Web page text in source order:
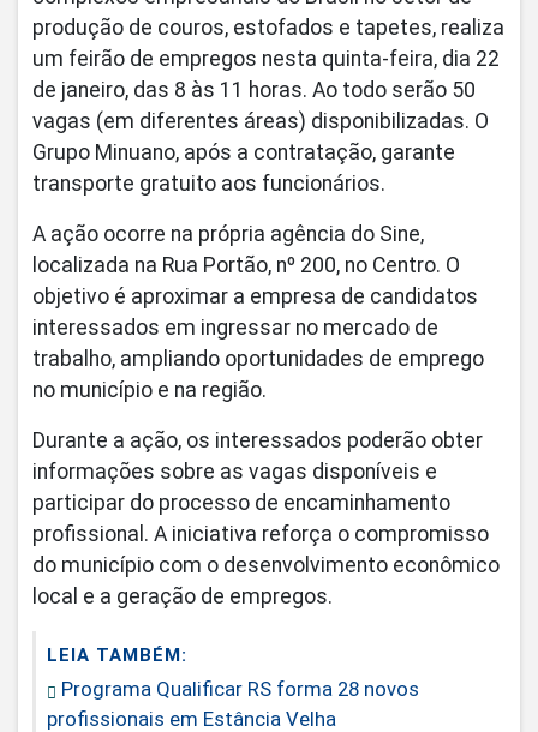
produção de couros, estofados e tapetes, realiza
um feirão de empregos nesta quinta-feira, dia 22
de janeiro, das 8 às 11 horas. Ao todo serão 50
vagas (em diferentes áreas) disponibilizadas. O
Grupo Minuano, após a contratação, garante
transporte gratuito aos funcionários.
A ação ocorre na própria agência do Sine,
localizada na Rua Portão, nº 200, no Centro. O
objetivo é aproximar a empresa de candidatos
interessados em ingressar no mercado de
trabalho, ampliando oportunidades de emprego
no município e na região.
Durante a ação, os interessados poderão obter
informações sobre as vagas disponíveis e
participar do processo de encaminhamento
profissional. A iniciativa reforça o compromisso
do município com o desenvolvimento econômico
local e a geração de empregos.
LEIA TAMBÉM:
Programa Qualificar RS forma 28 novos
profissionais em Estância Velha